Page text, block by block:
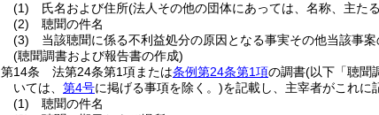
(1)
氏名および住所(法人その他の団体にあっては、名称、主た
(2)
聴聞の件名
(3)
当該聴聞に係る不利益処分の原因となる事実その他当該事
(聴聞調書および報告書の作成)
第14条
法第24条第1項または条例第24条第1項の調書(以下「聴聞
いては、 第4号に掲げる事項を除く。)を記載し、主宰者がこれに
(1)
聴聞の件名